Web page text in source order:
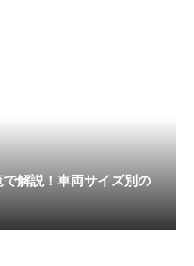
解説！車両サイズ別の